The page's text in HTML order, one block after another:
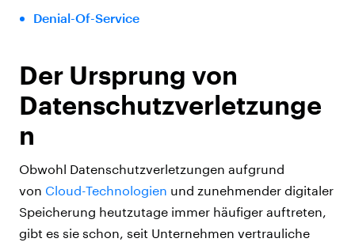
Denial-Of-Service
Der Ursprung von
Datenschutzverletzunge
n
Obwohl Datenschutzverletzungen aufgrund
von Cloud-Technologien und zunehmender digitaler
Speicherung heutzutage immer häufiger auftreten,
gibt es sie schon, seit Unternehmen vertrauliche